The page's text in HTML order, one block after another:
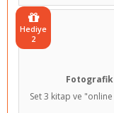
Set 3 kitap ve
Hediye
2